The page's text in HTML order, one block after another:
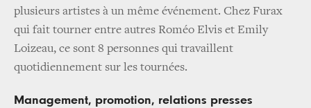
plusieurs artistes à un même événement. Chez Furax
qui fait tourner entre autres Roméo Elvis et Emily
Loizeau, ce sont 8 personnes qui travaillent
quotidiennement sur les tournées.
Management, promotion, relations presses